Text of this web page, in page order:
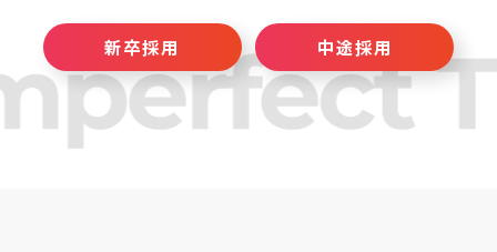
新卒採用 中途採用